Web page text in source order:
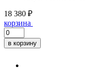
18 380 ₽
корзина
в корзину